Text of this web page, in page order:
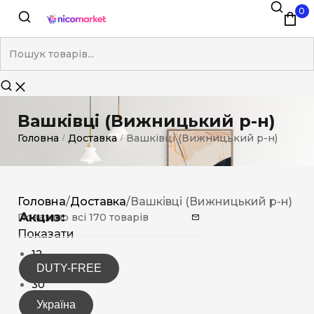
0
Вашківці (Вижницький р-н)
Головна / Доставка / Вашківці (Вижницький р-н)
Акциз:
DUTY-FREE
Україна
Головна/Доставка/Вашківці (Вижницький р-н)
Показано всі 170 товарів
Показати
12
15
30